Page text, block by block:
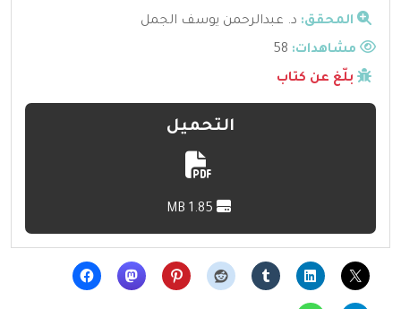
المحقق: د. عبدالرحمن يوسف الجمل
مشاهدات:
بلّغ عن كتاب
التحميل